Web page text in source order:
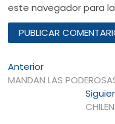
este navegador para
Navegación
de
AnteriorEntrada
anterior:
MANDAN LAS